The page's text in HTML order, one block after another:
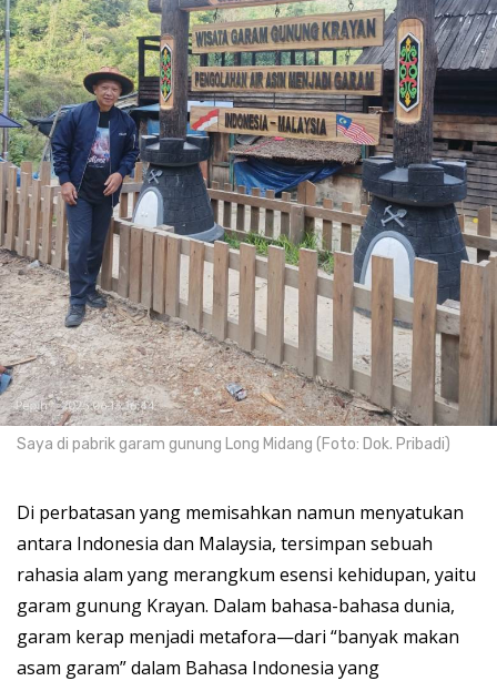
Saya di pabrik garam gunung Long Midang (Foto: Dok. Pribadi)
Di perbatasan yang memisahkan namun menyatukan
antara Indonesia dan Malaysia, tersimpan sebuah
rahasia alam yang merangkum esensi kehidupan, yaitu
garam gunung Krayan. Dalam bahasa-bahasa dunia,
garam kerap menjadi metafora—dari “banyak makan
asam garam” dalam Bahasa Indonesia yang